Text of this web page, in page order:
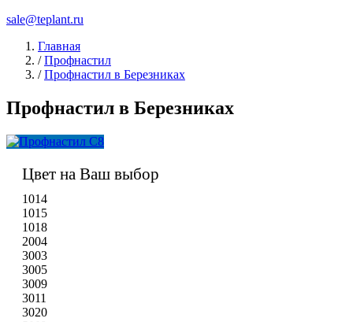
sale@teplant.ru
Главная
/ Профнастил
/ Профнастил в Березниках
Профнастил в Березниках
Цвет на Ваш выбор
1014
1015
1018
2004
3003
3005
3009
3011
3020